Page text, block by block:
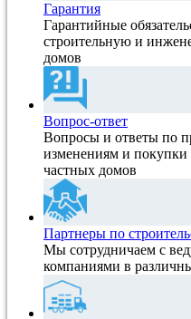
Гарантия
Гарантийные
строительную и
домов
Вопрос-ответ
Вопросы и ответы по
изменениям и покупки
частных домов
Партнеры по
Мы сотрудничаем с
компаниями в